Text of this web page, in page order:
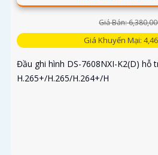
Giá Bán:
Giá Khuyến Mại:
Đầu ghi hình DS-7608NXI-K2(D) hỗ
H.265+/H.265/H.264+/H